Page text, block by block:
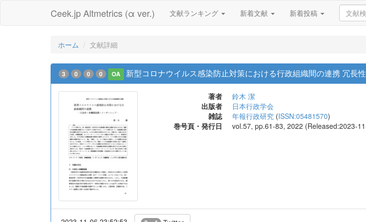
Ceek.jp Altmetrics (α ver.) 文献ランキング 新着文献 新着投稿
ホーム 文献詳細
3 0 0 0 OA 新型コロナウイルス感染防止対策における行政組織間の連携 冗長
著者
鈴木 潔
出版者
日本行政学会
雑誌
年報行政研究 (ISSN:05481570)
巻号頁・発行日
vol.57, pp.61-83, 2022 (Released:2023-